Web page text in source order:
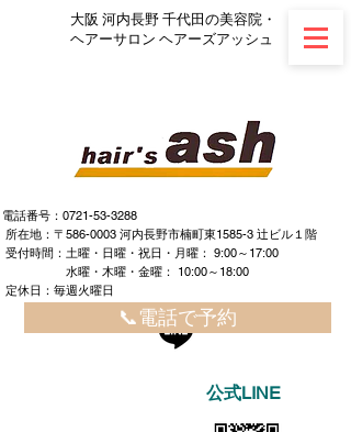
大阪 河内長野 千代田の美容院・
ヘアーサロン ヘアーズアッシュ
電話番号：0721-53-3288
所在地：〒586-0003 河内長野市楠町東1585-3 辻ビル１階
​ ​受付時間：土曜・日曜・祝日・月曜： 9:00～17:00
水曜・木曜・金曜： 10:00～18:00
定休日：毎週火曜日
📞電話で予約
公式LINE